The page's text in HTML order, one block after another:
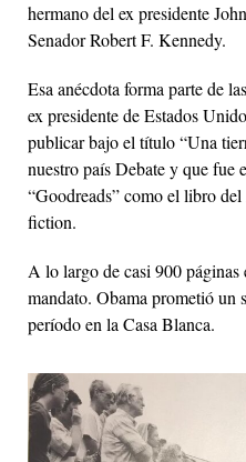
hermano del ex presidente
Senador Robert F. Kennedy.
Esa anécdota forma parte de
ex presidente de Estados
publicar bajo el título “Una
nuestro país Debate y que fue
“Goodreads” como el libro
fiction.
A lo largo de casi 900 páginas
mandato. Obama prometió un
período en la Casa Blanca.